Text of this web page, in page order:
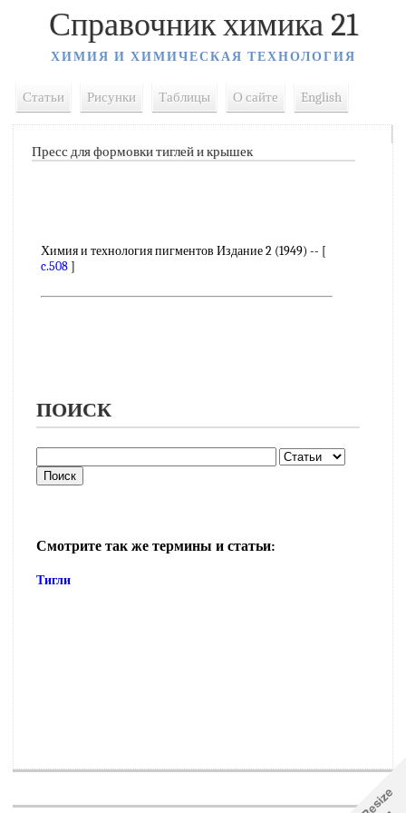
Справочник химика 21
ХИМИЯ И ХИМИЧЕСКАЯ ТЕХНОЛОГИЯ
Статьи Рисунки Таблицы О сайте English
Пресс для формовки тиглей и крышек
Химия и технология пигментов Издание 2 (1949) -- [
c.508]
ПОИСК
Смотрите так же термины и статьи:
Тигли